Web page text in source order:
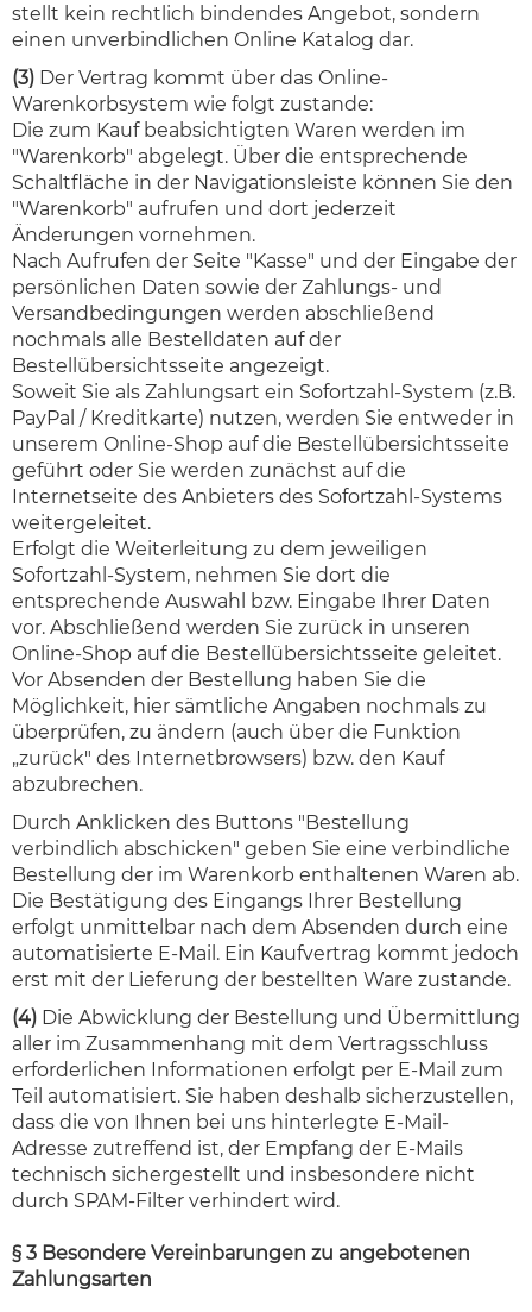
stellt kein rechtlich bindendes Angebot, sondern
einen unverbindlichen Online Katalog dar.
(3) Der Vertrag kommt über das Online-
Warenkorbsystem wie folgt zustande:
Die zum Kauf beabsichtigten Waren werden im
"Warenkorb" abgelegt. Über die entsprechende
Schaltfläche in der Navigationsleiste können Sie den
"Warenkorb" aufrufen und dort jederzeit
Änderungen vornehmen.
Nach Aufrufen der Seite "Kasse" und der Eingabe der
persönlichen Daten sowie der Zahlungs- und
Versandbedingungen werden abschließend
nochmals alle Bestelldaten auf der
Bestellübersichtsseite angezeigt.
Soweit Sie als Zahlungsart ein Sofortzahl-System (z.B.
PayPal / Kreditkarte) nutzen, werden Sie entweder in
unserem Online-Shop auf die Bestellübersichtsseite
geführt oder Sie werden zunächst auf die
Internetseite des Anbieters des Sofortzahl-Systems
weitergeleitet.
Erfolgt die Weiterleitung zu dem jeweiligen
Sofortzahl-System, nehmen Sie dort die
entsprechende Auswahl bzw. Eingabe Ihrer Daten
vor. Abschließend werden Sie zurück in unseren
Online-Shop auf die Bestellübersichtsseite geleitet.
Vor Absenden der Bestellung haben Sie die
Möglichkeit, hier sämtliche Angaben nochmals zu
überprüfen, zu ändern (auch über die Funktion
„zurück" des Internetbrowsers) bzw. den Kauf
abzubrechen.
Durch Anklicken des Buttons "Bestellung
verbindlich abschicken" geben Sie eine verbindliche
Bestellung der im Warenkorb enthaltenen Waren ab.
Die Bestätigung des Eingangs Ihrer Bestellung
erfolgt unmittelbar nach dem Absenden durch eine
automatisierte E-Mail. Ein Kaufvertrag kommt jedoch
erst mit der Lieferung der bestellten Ware zustande.
(4) Die Abwicklung der Bestellung und Übermittlung
aller im Zusammenhang mit dem Vertragsschluss
erforderlichen Informationen erfolgt per E-Mail zum
Teil automatisiert. Sie haben deshalb sicherzustellen,
dass die von Ihnen bei uns hinterlegte E-Mail-
Adresse zutreffend ist, der Empfang der E-Mails
technisch sichergestellt und insbesondere nicht
durch SPAM-Filter verhindert wird.
§ 3 Besondere Vereinbarungen zu angebotenen
Zahlungsarten